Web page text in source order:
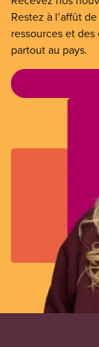
Restez à l’affût
ressources et
partout au pays.